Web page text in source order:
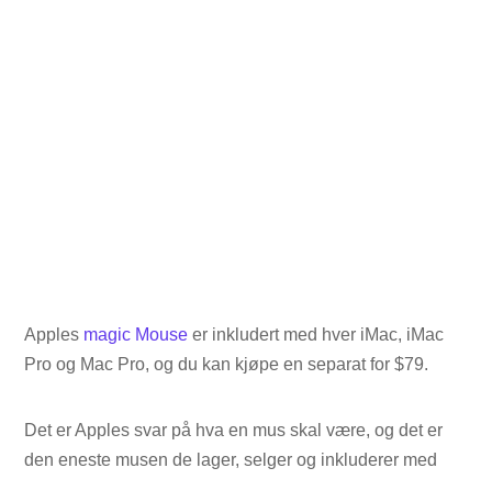
Apples magic Mouse er inkludert med hver iMac, iMac
Pro og Mac Pro, og du kan kjøpe en separat for $79.
Det er Apples svar på hva en mus skal være, og det er
den eneste musen de lager, selger og inkluderer med